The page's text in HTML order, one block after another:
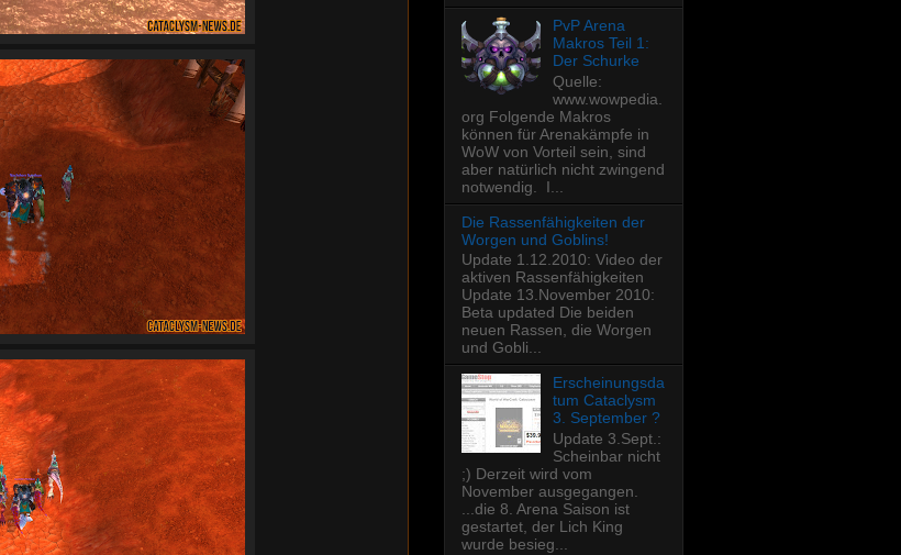
PvP Arena
Makros Teil 1:
Der Schurke
Quelle:
www.wowpedia.
org Folgende Makros
können für Arenakämpfe in
WoW von Vorteil sein, sind
aber natürlich nicht zwingend
notwendig. I...
Die Rassenfähigkeiten der
Worgen und Goblins!
Update 1.12.2010: Video der
aktiven Rassenfähigkeiten
Update 13.November 2010:
Beta updated Die beiden
neuen Rassen, die Worgen
und Gobli...
Erscheinungsda
tum Cataclysm
3. September ?
Update 3.Sept.:
Scheinbar nicht
;) Derzeit wird vom
November ausgegangen.
...die 8. Arena Saison ist
gestartet, der Lich King
wurde besieg...